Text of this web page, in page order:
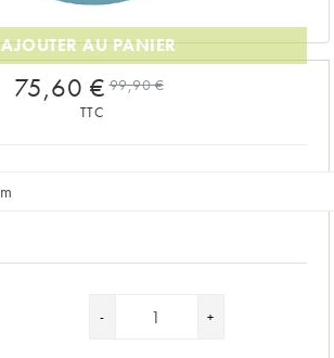
75,60 € 99,90 €
TTC
AJOUTER AU PANIER